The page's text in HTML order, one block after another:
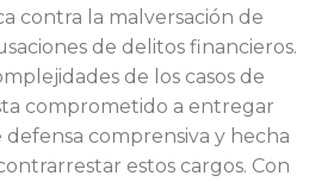
contra la malversación de
de delitos financieros.
de los casos de
comprometido a entregar
comprensiva y hecha
estos cargos. Con